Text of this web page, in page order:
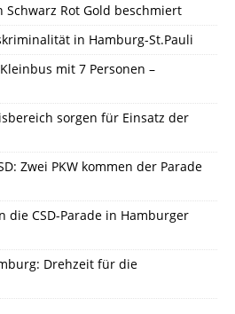
Rot Gold beschmiert
in Hamburg-St.Pauli
mit 7 Personen –
sorgen für Einsatz der
Zwei PKW kommen der Parade
die CSD-Parade in Hamburger
Drehzeit für die